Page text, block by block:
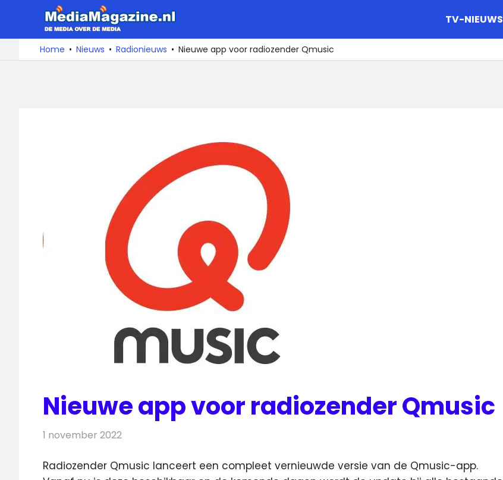
de
De
media
over
TV-NIEUWS
Home Nieuws Radionieuws Nieuwe app voor radiozender Qmusic
Nieuwe app voor radiozender Qmusic
1 november 2022
Radiozender Qmusic lanceert een compleet vernieuwde versie van de Qmusic-app.